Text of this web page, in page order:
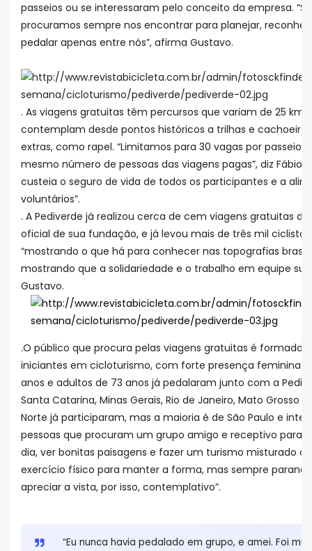
passeios ou se interessaram pelo conceito da empresa.
procuramos sempre nos encontrar para planejar,
pedalar apenas entre nós”, afirma Gustavo.
. As viagens gratuitas têm percursos que variam de 25 km
contemplam desde pontos históricos a trilhas e
extras, como rapel. “Limitamos para 30 vagas por passeio
mesmo número de pessoas das viagens pagas”, diz Fábio
custeia o seguro de vida de todos os participantes e a
voluntários”.
. A Pediverde já realizou cerca de cem viagens gratuitas
oficial de sua fundação, e já levou mais de três mil ciclistas
“mostrando o que há para conhecer nas topografias
mostrando que a solidariedade e o trabalho em equipe
Gustavo.
.O público que procura pelas viagens gratuitas é formada
iniciantes em cicloturismo, com forte presença feminina e
anos e adultos de 73 anos já pedalaram junto com a
Santa Catarina, Minas Gerais, Rio de Janeiro, Mato Grosso
Norte já participaram, mas a maioria é de São Paulo e
pessoas que procuram um grupo amigo e receptivo para
dia, ver bonitas paisagens e fazer um turismo misturado
exercício físico para manter a forma, mas sempre
apreciar a vista, por isso, contemplativo”.
“Eu nunca havia pedalado em grupo, e amei. Foi